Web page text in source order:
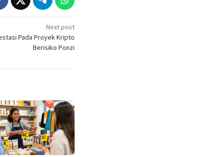
Next post
Pada Proyek Kripto
Berisiko Ponzi